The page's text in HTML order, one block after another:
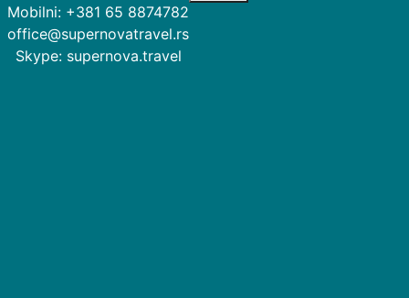
Mobilni: +381 65 8874782
office@supernovatravel.rs
Skype: supernova.travel